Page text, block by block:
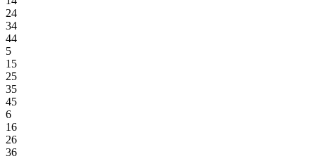
24
34
44
5
15
25
35
45
6
16
26
36